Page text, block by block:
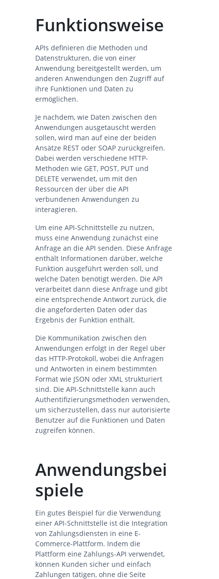
Funktionsweise
APIs definieren die Methoden und
Datenstrukturen, die von einer
Anwendung bereitgestellt werden, um
anderen Anwendungen den Zugriff auf
ihre Funktionen und Daten zu
ermöglichen.
Je nachdem, wie Daten zwischen den
Anwendungen ausgetauscht werden
sollen, wird man auf eine der beiden
Ansätze REST oder SOAP zurückgreifen.
Dabei werden verschiedene HTTP-
Methoden wie GET, POST, PUT und
DELETE verwendet, um mit den
Ressourcen der über die API
verbundenen Anwendungen zu
interagieren.
Um eine API-Schnittstelle zu nutzen,
muss eine Anwendung zunächst eine
Anfrage an die API senden. Diese Anfrage
enthält Informationen darüber, welche
Funktion ausgeführt werden soll, und
welche Daten benötigt werden. Die API
verarbeitet dann diese Anfrage und gibt
eine entsprechende Antwort zurück, die
die angeforderten Daten oder das
Ergebnis der Funktion enthält.
Die Kommunikation zwischen den
Anwendungen erfolgt in der Regel über
das HTTP-Protokoll, wobei die Anfragen
und Antworten in einem bestimmten
Format wie JSON oder XML strukturiert
sind. Die API-Schnittstelle kann auch
Authentifizierungsmethoden verwenden,
um sicherzustellen, dass nur autorisierte
Benutzer auf die Funktionen und Daten
zugreifen können.
Anwendungsbei
spiele
Ein gutes Beispiel für die Verwendung
einer API-Schnittstelle ist die Integration
von Zahlungsdiensten in eine E-
Commerce-Plattform. Indem die
Plattform eine Zahlungs-API verwendet,
können Kunden sicher und einfach
Zahlungen tätigen, ohne die Seite